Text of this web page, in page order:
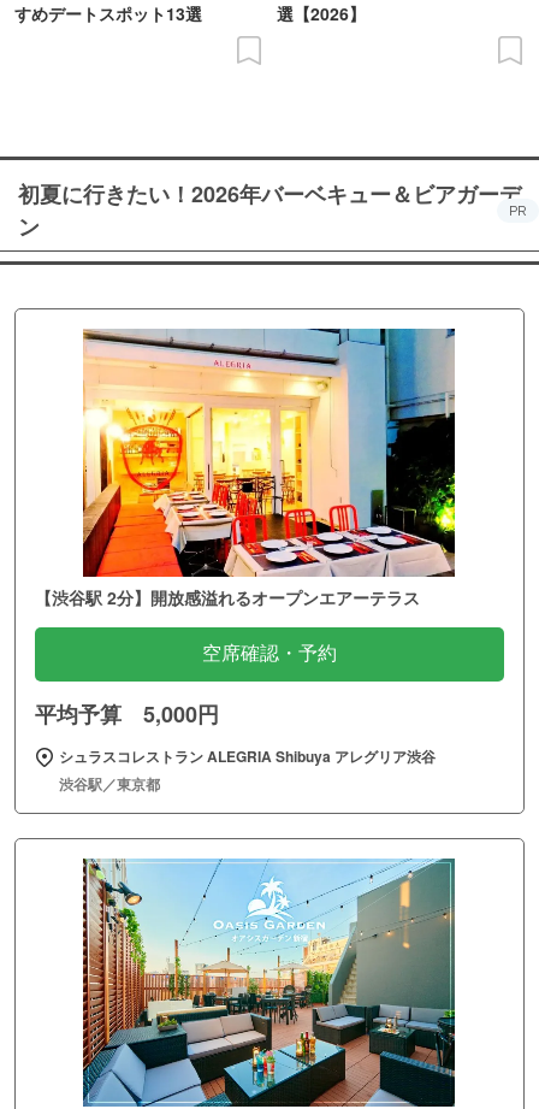
すめデートスポット13選
選【2026】
初夏に行きたい！2026年バーベキュー＆ビアガーデ
ン
PR
【渋谷駅 2分】開放感溢れるオープンエアーテラス
空席確認・予約
平均予算 5,000円
シュラスコレストラン ALEGRIA Shibuya アレグリア渋谷
渋谷駅／東京都